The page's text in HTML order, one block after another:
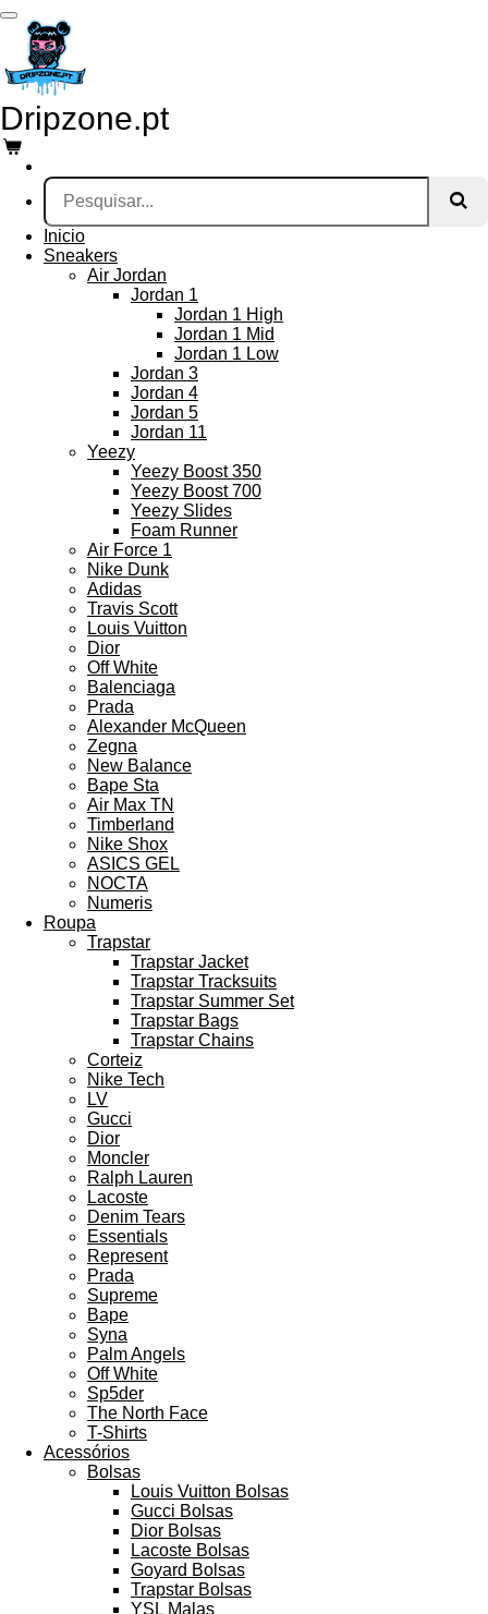
Salta
para
conteúdo
principal
Dripzone.pt
Inicio
Sneakers
Air Jordan
Jordan 1
Jordan 1 High
Jordan 1 Mid
Jordan 1 Low
Jordan 3
Jordan 4
Jordan 5
Jordan 11
Yeezy
Yeezy Boost 350
Yeezy Boost 700
Yeezy Slides
Foam Runner
Air Force 1
Nike Dunk
Adidas
Travis Scott
Louis Vuitton
Dior
Off White
Balenciaga
Prada
Alexander McQueen
Zegna
New Balance
Bape Sta
Air Max TN
Timberland
Nike Shox
ASICS GEL
NOCTA
Numeris
Roupa
Trapstar
Trapstar Jacket
Trapstar Tracksuits
Trapstar Summer Set
Trapstar Bags
Trapstar Chains
Corteiz
Nike Tech
LV
Gucci
Dior
Moncler
Ralph Lauren
Lacoste
Denim Tears
Essentials
Represent
Prada
Supreme
Bape
Syna
Palm Angels
Off White
Sp5der
The North Face
T-Shirts
Acessórios
Bolsas
Louis Vuitton Bolsas
Gucci Bolsas
Dior Bolsas
Lacoste Bolsas
Goyard Bolsas
Trapstar Bolsas
YSL Malas